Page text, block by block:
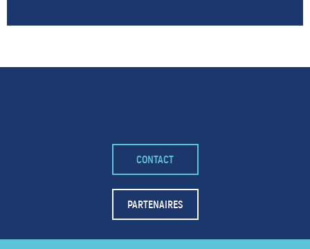
– FACEBOOK –
POUR LIKER
TA MER
CONTACT
PARTENAIRES